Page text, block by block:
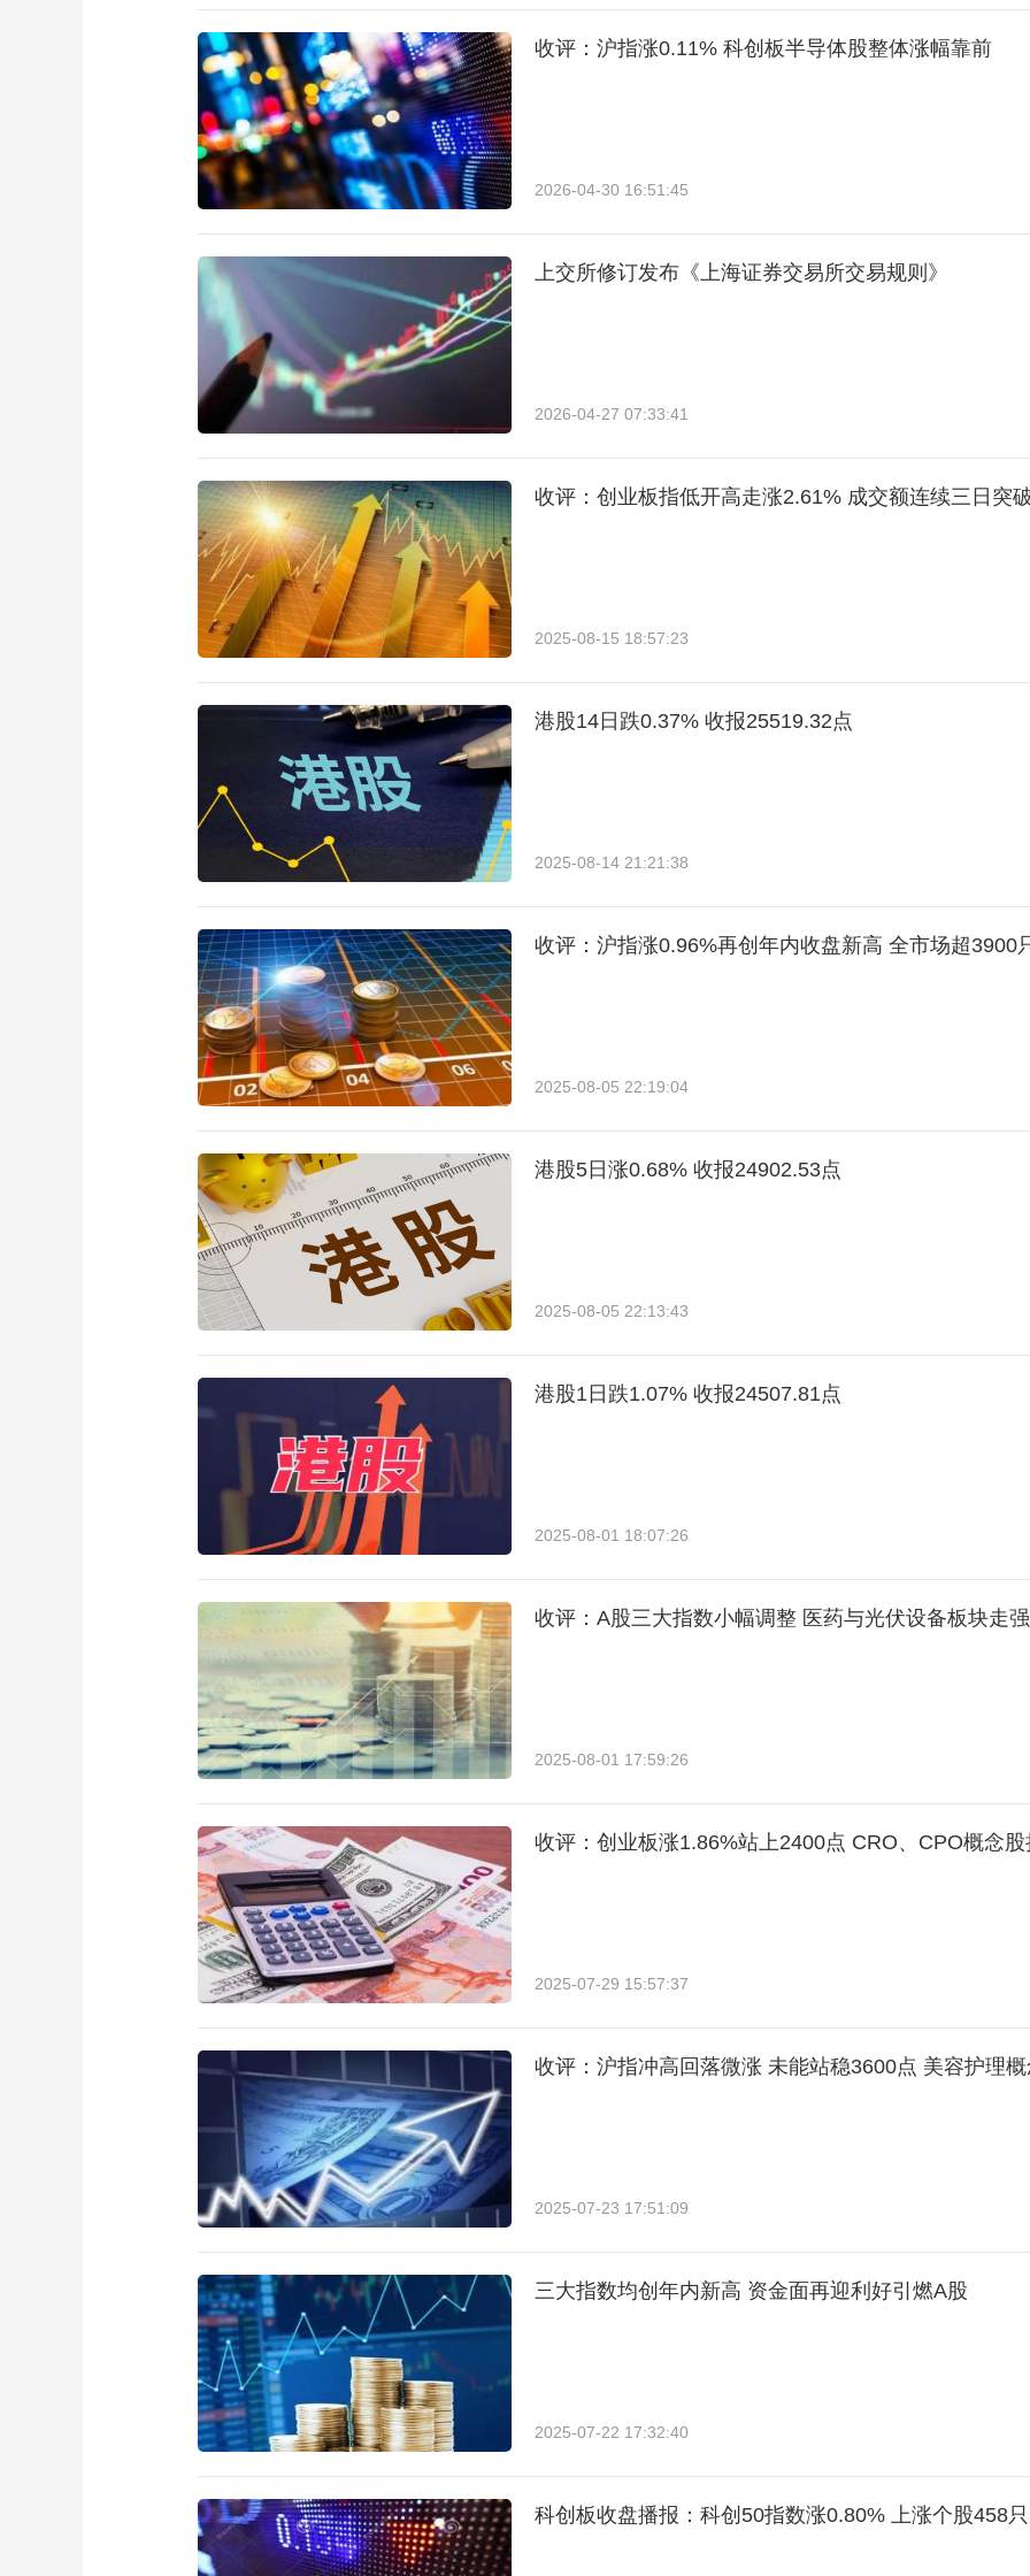
收评：沪指涨0.11% 科创板半导体股整体涨幅靠前
2026-04-30 16:51:45
上交所修订发布《上海证券交易所交易规则》
2026-04-27 07:33:41
收评：创业板指低开高走涨2.61% 成交额连续三日突
2025-08-15 18:57:23
港股14日跌0.37% 收报25519.32点
2025-08-14 21:21:38
收评：沪指涨0.96%再创年内收盘新高 全市场超3900
2025-08-05 22:19:04
港股5日涨0.68% 收报24902.53点
2025-08-05 22:13:43
港股1日跌1.07% 收报24507.81点
2025-08-01 18:07:26
收评：A股三大指数小幅调整 医药与光伏设备板块走强
2025-08-01 17:59:26
收评：创业板涨1.86%站上2400点 CRO、CPO概念
2025-07-29 15:57:37
收评：沪指冲高回落微涨 未能站稳3600点 美容护理
2025-07-23 17:51:09
三大指数均创年内新高 资金面再迎利好引燃A股
2025-07-22 17:32:40
科创板收盘播报：科创50指数涨0.80% 上涨个股458只